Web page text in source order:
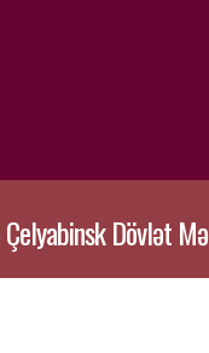
Dövlət